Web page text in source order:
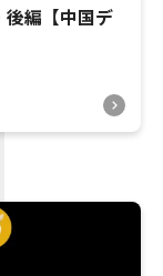
後編【中国デ